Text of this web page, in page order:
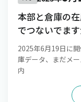
本部と倉庫の
でつないでます
2025年6月19日に
庫データ、まだメ
内